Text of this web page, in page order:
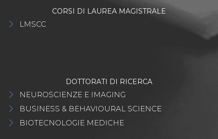
CORSI DI LAUREA MAGISTRALE
LMSCC
DOTTORATI DI RICERCA
NEUROSCIENZE E IMAGING
BUSINESS & BEHAVIOURAL SCIENCE
BIOTECNOLOGIE MEDICHE